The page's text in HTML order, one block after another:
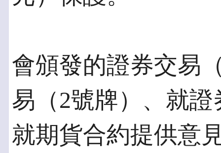
會頒發的證券交易
易（2號牌）、就
就期貨合約提供意